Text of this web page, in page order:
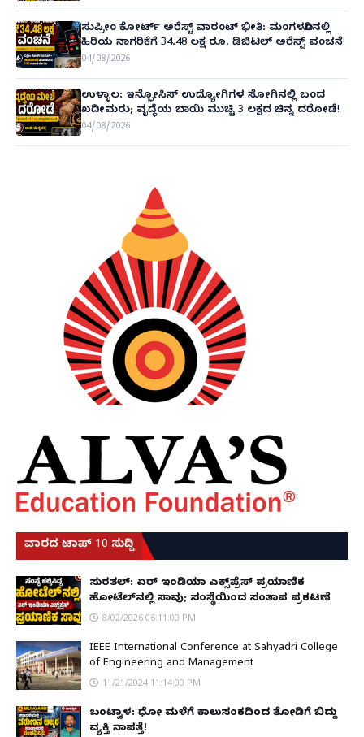
ಸುಪ್ರೀಂ ಕೋರ್ಟ್ ಅರೆಸ್ಟ್ ವಾರಂಟ್ ಭೀತಿ: ಮಂಗಳೂರಿನಲ್ಲಿ
ಹಿರಿಯ ನಾಗರಿಕೆಗೆ 34.48 ಲಕ್ಷ ರೂ. ಡಿಜಿಟಲ್ ಅರೆಸ್ಟ್ ವಂಚನೆ!
04/08/2026
ಉಳ್ಳಾಲ: ಇನ್ಫೋಸಿಸ್ ಉದ್ಯೋಗಿಗಳ ಸೋಗಿನಲ್ಲಿ ಬಂದ
ಖದೀಮರು; ವೃದ್ಧೆಯ ಬಾಯಿ ಮುಚ್ಚಿ 3 ಲಕ್ಷದ ಚಿನ್ನ ದರೋಡೆ!
04/08/2026
ವಾರದ ಟಾಪ್ 10 ಸುದ್ದಿ
ಸುರತ್ಕಲ್: ಏರ್ ಇಂಡಿಯಾ ಎಕ್ಸ್‌ಪ್ರೆಸ್ ಪ್ರಯಾಣಿಕ
ಹೋಟೆಲ್‌ನಲ್ಲಿ ಸಾವು; ಸಂಸ್ಥೆಯಿಂದ ಸಂತಾಪ ಪ್ರಕಟಣೆ
8/02/2026 06:11:00 PM
IEEE International Conference at Sahyadri College
of Engineering and Management
11/21/2024 11:14:00 PM
ಬಂಟ್ವಾಳ: ಧೋ ಮಳೆಗೆ ಕಾಲುಸಂಕದಿಂದ ತೋಡಿಗೆ ಬಿದ್ದು
ವ್ಯಕ್ತಿ ನಾಪತ್ತೆ!